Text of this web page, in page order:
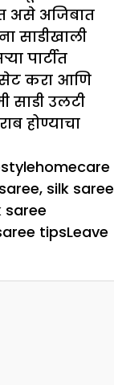
असे अजिबात
साडीखाली
पार्टीत
सेट करा आणि
साडी उलटी
होण्याचा
Tags
homecare
, silk saree
saree
tipsLeave